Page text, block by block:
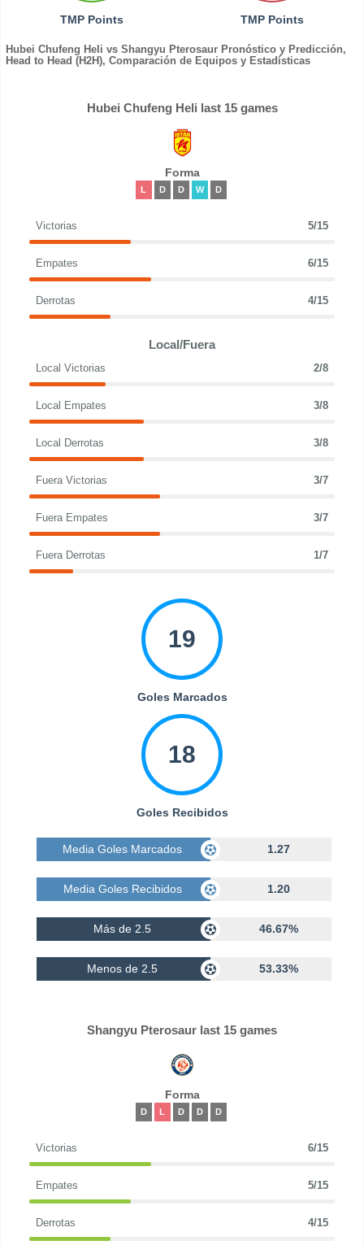
TMP Points TMP Points
Hubei Chufeng Heli vs Shangyu Pterosaur Pronóstico y Predicción,
Head to Head (H2H), Comparación de Equipos y Estadísticas
Hubei Chufeng Heli last 15 games
Forma
L D D W D
Victorias 5/15
Empates 6/15
Derrotas 4/15
Local/Fuera
Local Victorias 2/8
Local Empates 3/8
Local Derrotas 3/8
Fuera Victorias 3/7
Fuera Empates 3/7
Fuera Derrotas 1/7
19
Goles Marcados
18
Goles Recibidos
Media Goles Marcados 1.27
Media Goles Recibidos 1.20
Más de 2.5 46.67%
Menos de 2.5 53.33%
Shangyu Pterosaur last 15 games
Forma
D L D D D
Victorias 6/15
Empates 5/15
Derrotas 4/15